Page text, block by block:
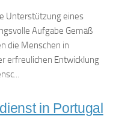
Unterstützung eines
Aufgabe Gemäß
die Menschen in
erfreulichen Entwicklung
in Portugal